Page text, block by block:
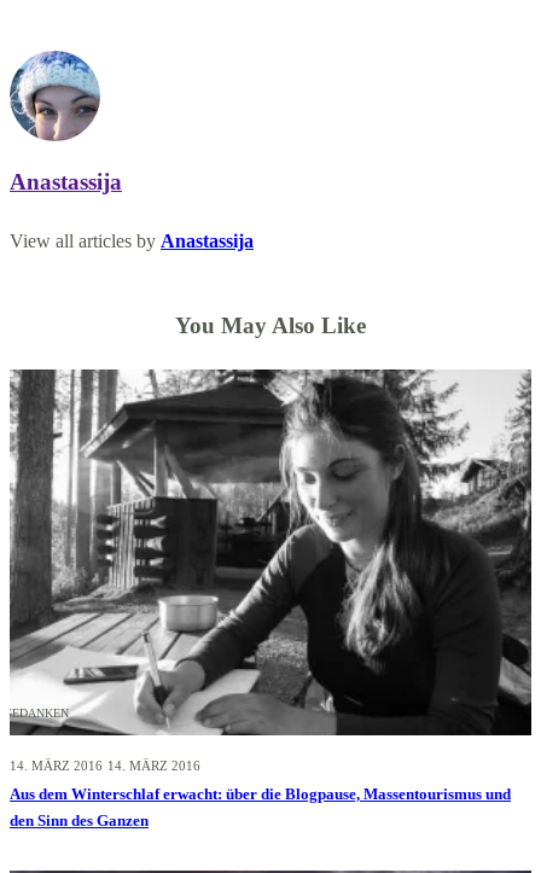
Anastassija
View all articles by Anastassija
You May Also Like
GEDANKEN
14. MÄRZ 2016 14. MÄRZ 2016
Aus dem Winterschlaf erwacht: über die Blogpause, Massentourismus und
den Sinn des Ganzen